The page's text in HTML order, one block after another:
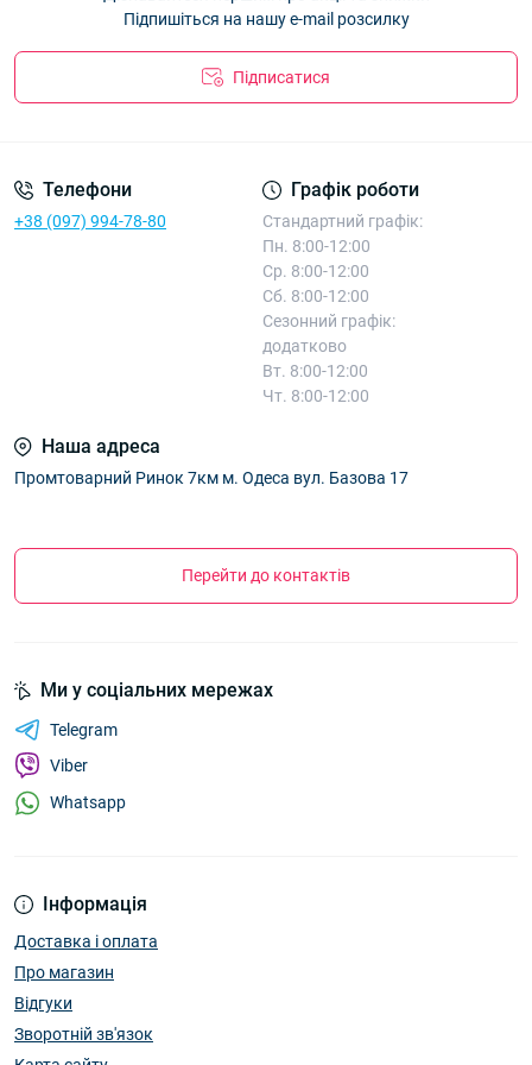
Підпишіться на нашу e-mail розсилку
Підписатися
Телефони
+38 (097) 994-78-80
Графік роботи
Стандартний графік:
Пн. 8:00-12:00
Ср. 8:00-12:00
Сб. 8:00-12:00
Сезонний графік:
додатково
Вт. 8:00-12:00
Чт. 8:00-12:00
Наша адреса
Промтоварний Ринок 7км м. Одеса вул. Базова 17
Перейти до контактів
Інформація
Доставка і оплата
Про магазин
Відгуки
Зворотній зв'язок
Ми у соціальних мережах
Telegram
Viber
Whatsapp